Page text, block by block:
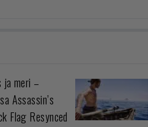
ja meri –
Assassin’s
Flag Resynced